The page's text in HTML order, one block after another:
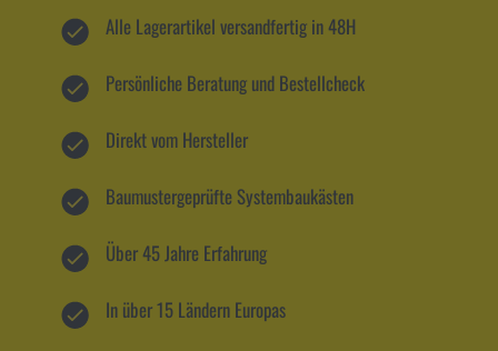
Alle Lagerartikel versandfertig in 48H
Persönliche Beratung und Bestellcheck
Direkt vom Hersteller
Baumustergeprüfte Systembaukästen
Über 45 Jahre Erfahrung
In über 15 Ländern Europas